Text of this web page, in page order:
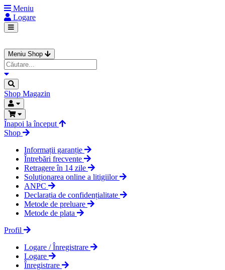
Meniu
Logare
Meniu Shop
Shop Magazin
Înapoi la început
Shop
Informații garanție
Întrebări frecvente
Retragere în 14 zile
Soluționarea online a litigiilor
ANPC
Declarația de confidențialitate
Metode de preluare
Metode de plata
Profil
Logare / Înregistrare
Logare
Înregistrare